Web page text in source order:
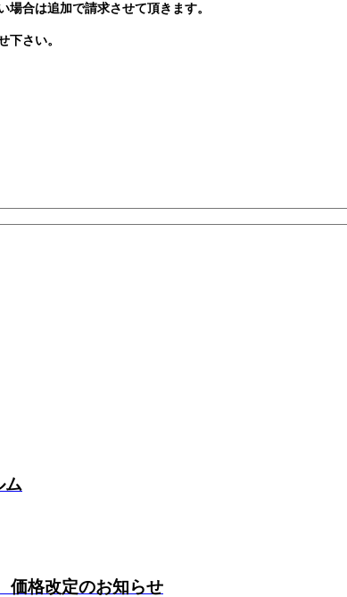
合は追加で請求させて頂きます。
下さい。
ム
価格改定のお知らせ